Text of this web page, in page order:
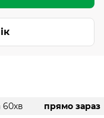
60хв
прямо зараз